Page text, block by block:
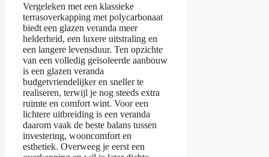
Vergeleken met een klassieke
terrasoverkapping met polycarbonaat
biedt een glazen veranda meer
helderheid, een luxere uitstraling en
een langere levensduur. Ten opzichte
van een volledig geïsoleerde aanbouw
is een glazen veranda
budgetvriendelijker en sneller te
realiseren, terwijl je nog steeds extra
ruimte en comfort wint. Voor een
lichtere uitbreiding is een veranda
daarom vaak de beste balans tussen
investering, wooncomfort en
esthetiek. Overweeg je eerst een